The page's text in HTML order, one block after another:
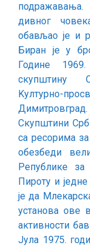
дивног
обављао је и
Биран је у
Године
скупштину
Kултурно-
Скупштини
са ресорима
обезбеди
Републике
Пироту и
је да
установа ове
активности
Јула 1975.